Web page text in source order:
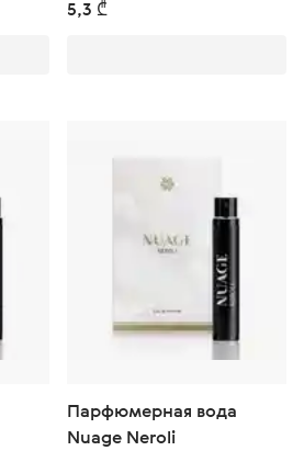
5,3 ₾
Парфюмерная вода
Nuage Neroli